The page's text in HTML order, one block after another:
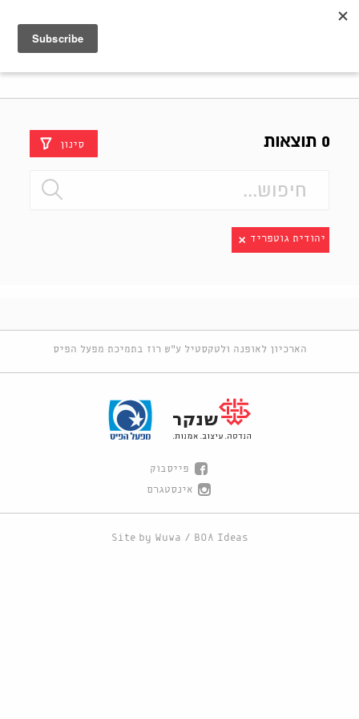
0 תוצאות סינון
יהודית גוטפריד
הארכיון לאופנה ולטקסטיל ע"ש רוז בתמיכת מפעל הפיס
פייסבוק
אינסטגרם
Site by Wuwa / BOA Ideas